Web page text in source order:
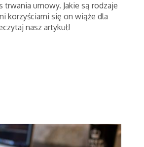
trwania umowy. Jakie są rodzaje
korzyściami się on wiąże dla
nasz artykuł!